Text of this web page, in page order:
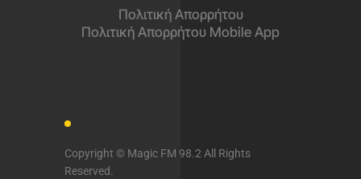
Πολιτική Απορρήτου
Πολιτική Απορρήτου Mobile App
Copyright © Magic FM 98.2 All Rights
Reserved.